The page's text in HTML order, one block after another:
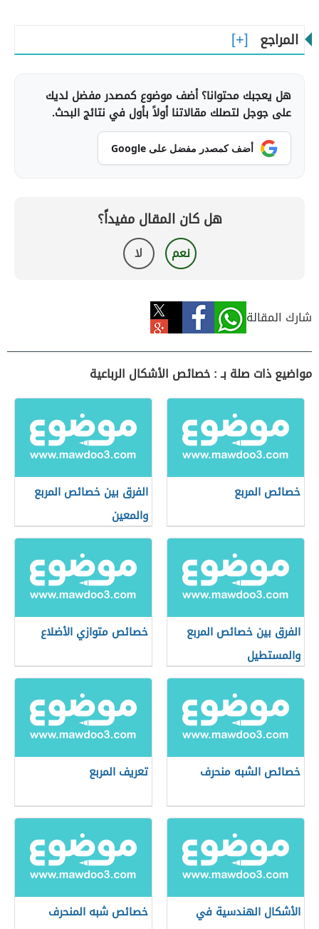
المراجع
هل يعجبك محتوانا؟ أضف موضوع كمصدر مفضل لديك
على جوجل لتصلك مقالاتنا أولاً بأول في نتائج البحث.
أضف كمصدر مفضل على Google
هل كان المقال مفيداً؟
نعم لا
شارك المقالة
مواضيع ذات صلة بـ : خصائص الأشكال الرباعية
خصائص المربع
الفرق بين خصائص المربع
والمعين
الفرق بين خصائص المربع
والمستطيل
خصائص متوازي الأضلاع
خصائص الشبه منحرف تعريف المربع
الأشكال الهندسية في
خصائص شبه المنحرف